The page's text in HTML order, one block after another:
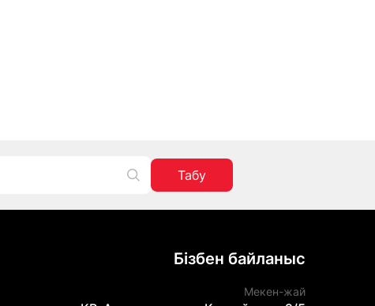
Табу
Бізбен байланыс
Мекен-жай